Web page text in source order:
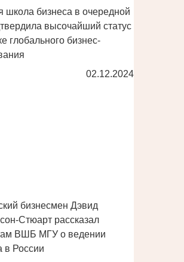
школа бизнеса в очередной
высочайший статус
глобального бизнес-
02.12.2024
бизнесмен Дэвид
Стюарт рассказал
ВШБ МГУ о ведении
в России